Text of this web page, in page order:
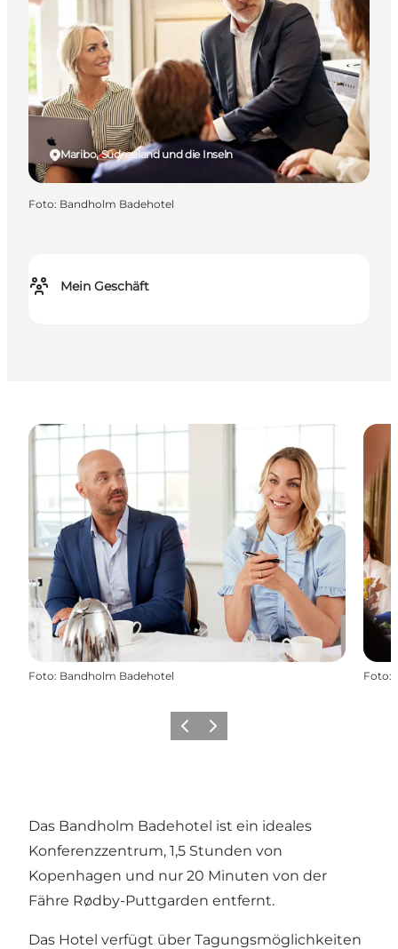
Mein Geschäft
Maribo, Südseeland und die Inseln
Foto: Bandholm Badehotel
Foto: Bandholm Badehotel Foto:
ZurückWeiter
Das Bandholm Badehotel ist ein ideales
Konferenzzentrum, 1,5 Stunden von
Kopenhagen und nur 20 Minuten von der
Fähre Rødby-Puttgarden entfernt.
Das Hotel verfügt über Tagungsmöglichkeiten